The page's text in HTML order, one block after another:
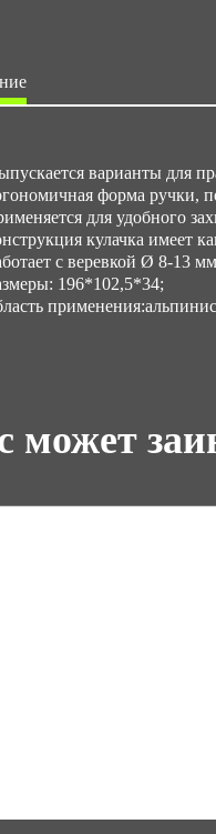
варианты для
форма ручки,
для удобного
кулачка имеет
с веревкой Ø 8-13
196*102,5*34;
может